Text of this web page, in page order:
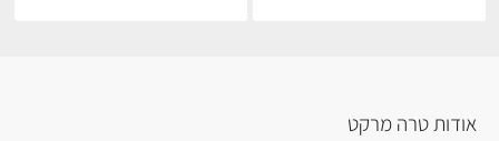
אודות טרה מרקט